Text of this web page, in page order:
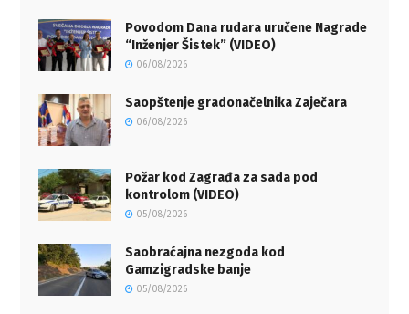
Povodom Dana rudara uručene Nagrade
“Inženjer Šistek” (VIDEO)
06/08/2026
Saopštenje gradonačelnika Zaječara
06/08/2026
Požar kod Zagrađa za sada pod
kontrolom (VIDEO)
05/08/2026
Saobraćajna nezgoda kod
Gamzigradske banje
05/08/2026